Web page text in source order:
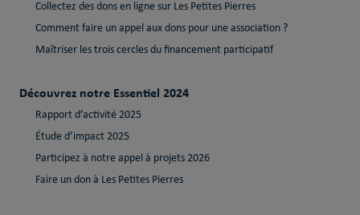
Collectez des dons en ligne sur Les Petites Pierres
Comment faire un appel aux dons pour une association ?
Maîtriser les trois cercles du financement participatif
Découvrez notre Essentiel 2024
Rapport d’activité 2025
Étude d’impact 2025
Participez à notre appel à projets 2026
Faire un don à Les Petites Pierres